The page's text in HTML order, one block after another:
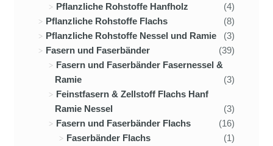
Pflanzliche Rohstoffe Hanfholz
(4)
Pflanzliche Rohstoffe Flachs
(8)
Pflanzliche Rohstoffe Nessel und Ramie
(3)
Fasern und Faserbänder
(39)
Fasern und Faserbänder Fasernessel &
Ramie
(3)
Feinstfasern & Zellstoff Flachs Hanf
Ramie Nessel
(3)
Fasern und Faserbänder Flachs
(16)
Faserbänder Flachs
(1)